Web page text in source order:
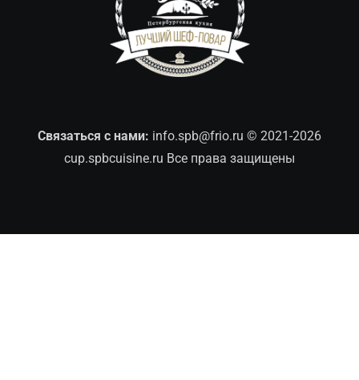
Связаться с нами: info.spb@frio.ru © 2021-2026
cup.spbcuisine.ru Все права защищены